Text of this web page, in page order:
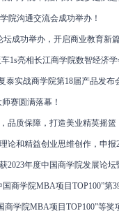
院沟通交流会成功举办！
成功举办，开启商业教育新
1s亮相长江商学院数智经济
泰实战商学院第18届产品发布
赛圆满落幕！
品质保障，打造美业精英摇篮
论和精益创业思维创作，申报
2023年度中国商学院发展论
商学院MBA项目TOP100”第
商学院MBA项目TOP100”等奖